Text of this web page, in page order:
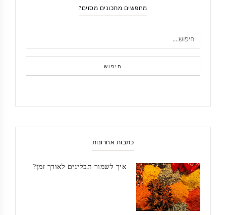
מחפשים מתכונים מסוים?
חיפוש
כתבות אחרונות
איך לשמור תבלינים לאורך זמן?